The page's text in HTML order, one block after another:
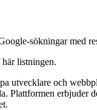
sökningar med
här listningen.
utvecklare och
Plattformen